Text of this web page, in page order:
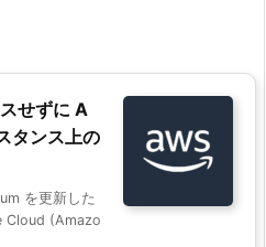
せずに A
タンス上の
を更新した
Cloud (Amazo